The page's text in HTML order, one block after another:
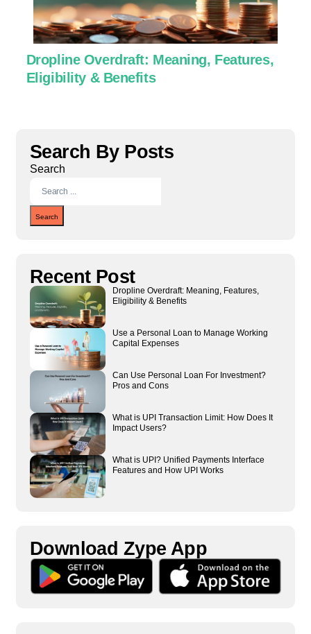
Dropline Overdraft: Meaning, Features,
Eligibility & Benefits
Search By Posts
Search
Search
Recent Post
Dropline Overdraft: Meaning, Features,
Eligibility & Benefits
Use a Personal Loan to Manage Working
Capital Expenses
Can Use Personal Loan For Investment?
Pros and Cons
What is UPI Transaction Limit: How Does It
Impact Users?
What is UPI? Unified Payments Interface
Features and How UPI Works
Download Zype App​